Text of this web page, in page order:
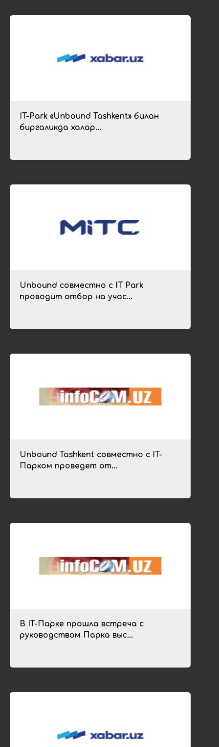
IT-Park «Unbound Tashkent» билан
биргаликда халқар...
Unbound совместно с IT Park
проводит отбор на учас...
Unbound Tashkent совместно с IT-
Парком проведет от...
В IT-Парке прошла встреча с
руководством Парка выс...